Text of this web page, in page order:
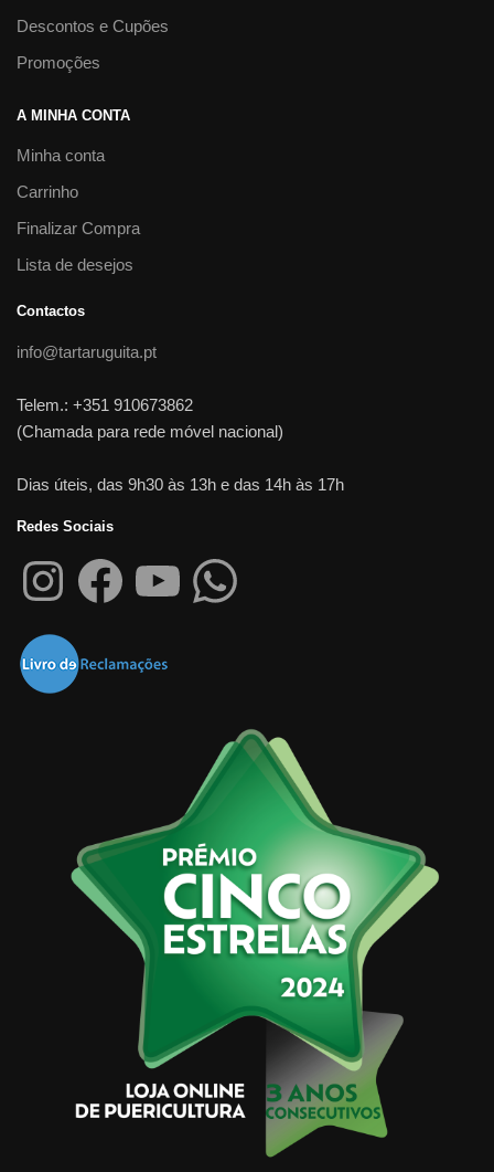
Descontos e Cupões
Promoções
A MINHA CONTA
Minha conta
Carrinho
Finalizar Compra
Lista de desejos
Contactos
info@tartaruguita.pt
Telem.: +351 910673862
(Chamada para rede móvel nacional)
Dias úteis, das 9h30 às 13h e das 14h às 17h
Redes Sociais